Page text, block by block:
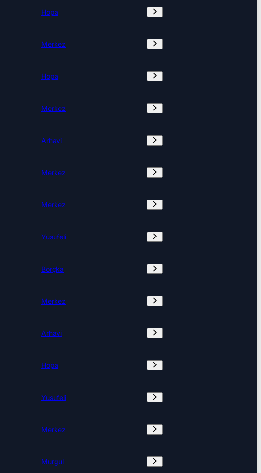
Hopa
Merkez
Hopa
Merkez
Arhavi
Merkez
Merkez
Yusufeli
Borçka
Merkez
Arhavi
Hopa
Yusufeli
Merkez
Murgul